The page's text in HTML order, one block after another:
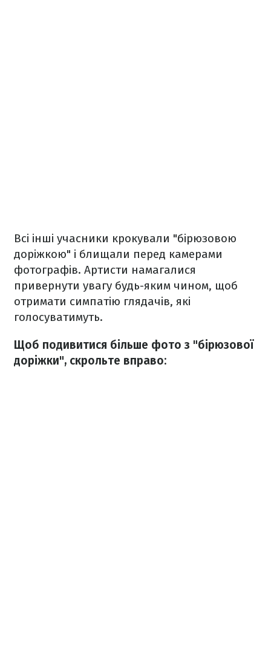
Всі інші учасники крокували "бірюзовою
доріжкою" і блищали перед камерами
фотографів. Артисти намагалися
привернути увагу будь-яким чином, щоб
отримати симпатію глядачів, які
голосуватимуть.
Щоб подивитися більше фото з "бірюзової
доріжки", скрольте вправо: